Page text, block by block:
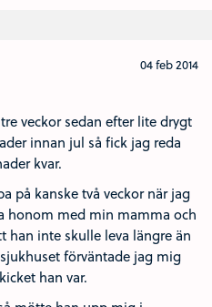
04 feb 2014
veckor sedan efter lite drygt
innan jul så fick jag reda
kvar.
på kanske två veckor när jag
honom med min mamma och
han inte skulle leva längre än
förväntade jag mig
han var.